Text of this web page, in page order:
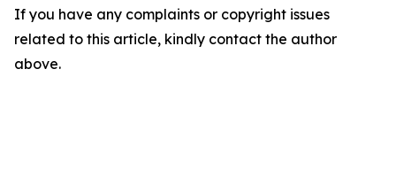
If you have any complaints or copyright issues
related to this article, kindly contact the author
above.